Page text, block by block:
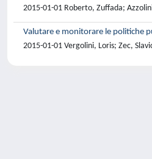
2015-01-01 Roberto, Zuffada;
Valutare e monitorare le politiche
2015-01-01 Vergolini, Loris; Zec,